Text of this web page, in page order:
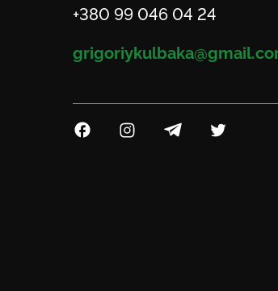
Телефон
+380 99 046 04 24
Email
Посилання на Facebook
Посилання на Instagram
Посилання на Telegram
Посилання на